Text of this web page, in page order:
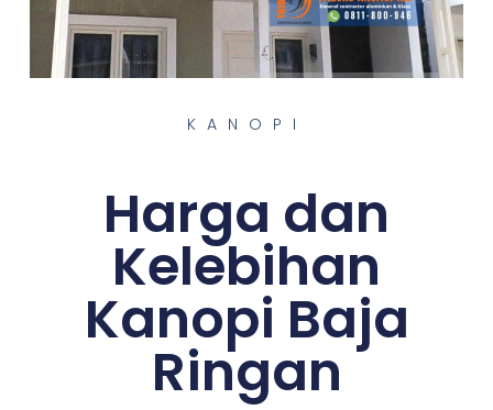
KANOPI
Harga dan
Kelebihan
Kanopi Baja
Ringan